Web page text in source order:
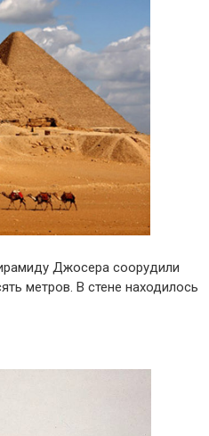
Джосера соорудили
метров. В стене находилось